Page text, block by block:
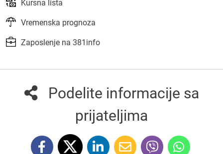
Kursna lista
Vremenska prognoza
Zaposlenje na 381info
Podelite informacije sa
prijateljima